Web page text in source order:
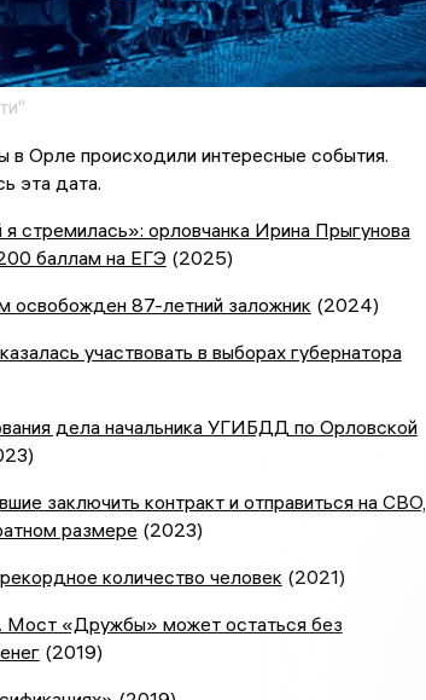
в Орле происходили интересные события.
эта дата.
стремилась»: орловчанка Ирина Прыгунова
баллам на ЕГЭ (2025)
освобожден 87-летний заложник (2024)
участвовать в выборах губернатора
дела начальника УГИБДД по Орловской
заключить контракт и отправиться на СВО,
размере (2023)
количество человек (2021)
Мост «Дружбы» может остаться без
(2019)